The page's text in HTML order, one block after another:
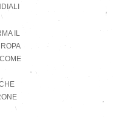
IL